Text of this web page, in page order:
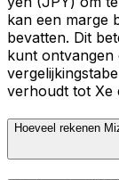
kan een marge
bevatten. Dit
kunt ontvangen
verhoudt tot Xe
Hoeveel rekenen